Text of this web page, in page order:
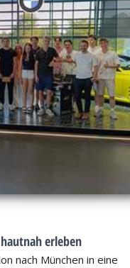
erleben
nach München in eine